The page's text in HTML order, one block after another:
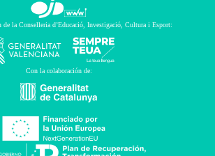
de la Conselleria d’Educació, Investigació, Cultura i Esport:
Con la colaboración de: